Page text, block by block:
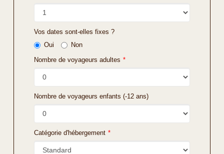
Vos dates sont-elles fixes ?
Oui
Non
Nombre de voyageurs adultes *
Nombre de voyageurs enfants (-12 ans)
Catégorie d'hébergement *